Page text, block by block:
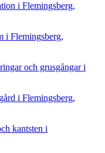
i Flemingsberg,
i Flemingsberg,
och grusgångar i
i Flemingsberg,
kantsten i